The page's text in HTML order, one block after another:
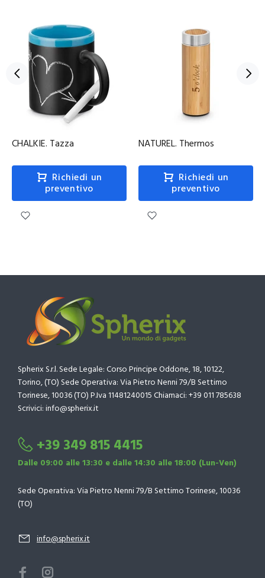
CHALKIE. Tazza
Richiedi un
preventivo
NATUREL. Thermos
Richiedi un
preventivo
Spherix S.r.l. Sede Legale: Corso Principe Oddone, 18, 10122,
Torino, (TO) Sede Operativa: Via Pietro Nenni 79/B Settimo
Torinese, 10036 (TO) P.Iva 11481240015 Chiamaci: +39 011 785638
Scrivici: info@spherix.it
+39 349 815 4415
Dalle 09:00 alle 13:30 e dalle 14:30 alle 18:00 (Lun-Ven)
Sede Operativa: Via Pietro Nenni 79/B Settimo Torinese, 10036
(TO)
info@spherix.it